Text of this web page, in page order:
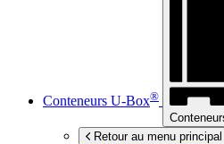
Conteneurs U-Box®
Retour au menu principal